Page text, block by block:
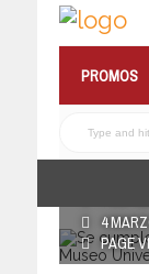
PROMOS
4
PAGE